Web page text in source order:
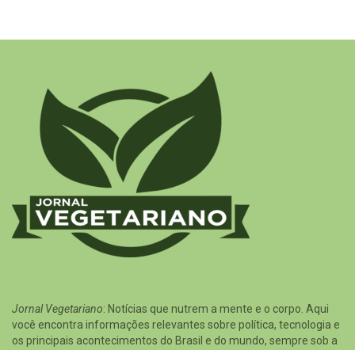
Jornal Vegetariano: Notícias que nutrem a mente e o corpo. Aqui
você encontra informações relevantes sobre política, tecnologia e
os principais acontecimentos do Brasil e do mundo, sempre sob a